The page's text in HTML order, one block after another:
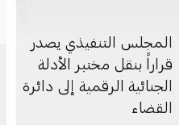
المجلس التنفيذي يصدر
قراراً بنقل مختبر الأدلة
الجنائية الرقمية إلى دائرة
القضاء